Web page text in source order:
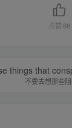
点赞68
things that
不要去想那些